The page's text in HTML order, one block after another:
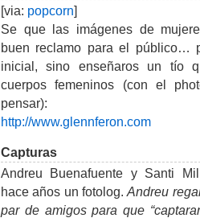
[via: popcorn]
Se que las imágenes de
buen reclamo para el público…
inicial, sino enseñaros un tío
cuerpos femeninos (con el
pensar):
http://www.glennferon.com
Capturas
Andreu Buenafuente y Santi
hace años un fotolog.Andreu
par de amigos para que